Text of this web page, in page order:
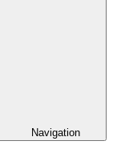
Navigation